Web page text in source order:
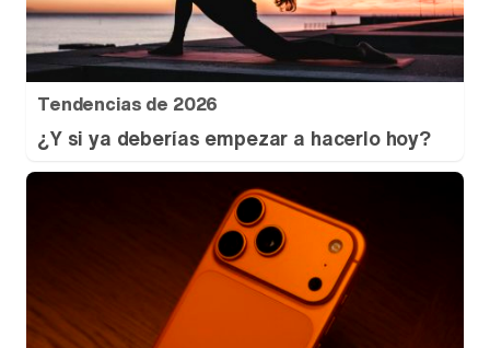
Tendencias de 2026
¿Y si ya deberías empezar a hacerlo hoy?